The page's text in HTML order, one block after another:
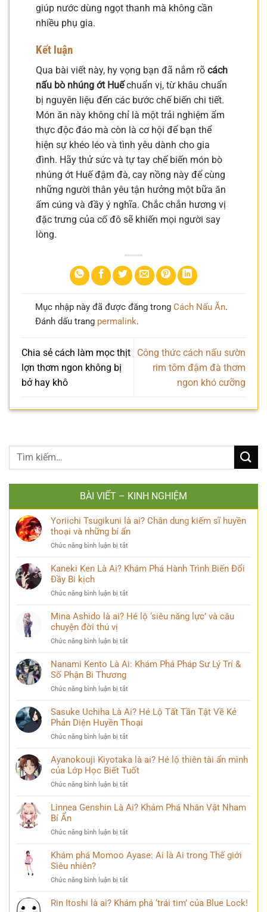
giúp nước dùng ngọt thanh mà không cần
nhiều phụ gia.
Kết luận
Qua bài viết này, hy vọng bạn đã nắm rõ cách
nấu bò nhúng ớt Huếchuẩn vị, từ khâu chuẩn
bị nguyên liệu đến các bước chế biến chi tiết.
Món ăn này không chỉ là một trải nghiệm ẩm
thực độc đáo mà còn là cơ hội để bạn thể
hiện sự khéo léo và tình yêu dành cho gia
đình. Hãy thử sức và tự tay chế biến món bò
nhúng ớt Huế đậm đà, cay nồng này để cùng
những người thân yêu tận hưởng một bữa ăn
ấm cúng và đầy ý nghĩa. Chắc chắn hương vị
đặc trưng của cố đô sẽ khiến mọi người say
lòng.
Mục nhập này đã được đăng trong Cách Nấu Ăn.
Đánh dấu trang permalink.
Chia sẻ cách làm mọc thịt
lợn thơm ngon không bị
bở hay khô
Công thức cách nấu sườn
rim tôm đậm đà thơm
ngon khó cưỡng
BÀI VIẾT – KINH NGHIỆM
Yoriichi Tsugikuni là ai? Chân dung kiếm sĩ huyền
thoại và những bí ẩn
Chức năng bình luận bị tắt
Tsugikuni
Chân
kiếm
những
Kaneki Ken Là Ai? Khám Phá Hành Trình Biến Đổi
Đầy Bi kịch
Chức năng bình luận bị tắt
Ken
Khám
Hành
Bi
kịch
Mina Ashido là ai? Hé lộ ‘siêu năng lực’ và câu
chuyện đời thú vị
Chức năng bình luận bị tắt
Ashido
Hé
‘siêu
năng
chuyện
đời
Nanami Kento Là Ai: Khám Phá Pháp Sư Lý Trí &
Số Phận Bi Thương
Chức năng bình luận bị tắt
Kento
Khám
Pháp
Sư
Số
Sasuke Uchiha Là Ai? Hé Lộ Tất Tần Tật Về Kẻ
Phản Diện Huyền Thoại
Chức năng bình luận bị tắt
Uchiha
Là
Hé
Tất
Phản
Ayanokouji Kiyotaka là ai? Hé lộ thiên tài ẩn mình
của Lớp Học Biết Tuốt
Chức năng bình luận bị tắt
Kiyotaka
Hé
thiên
Lớp
Linnea Genshin Là Ai? Khám Phá Nhân Vật Nham
Bí Ẩn
Chức năng bình luận bị tắt
Genshin
Là
Khám
Nhân
Khám phá Momoo Ayase: Ai là Ai trong Thế giới
Siêu nhiên?
Chức năng bình luận bị tắt
phá
Momoo
Rin Itoshi là ai? Khám phá ‘trái tim’ của Blue Lock!